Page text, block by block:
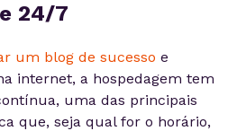
24/7
um blog de sucesso e
internet, a hospedagem tem
uma das principais
que, seja qual for o horário,